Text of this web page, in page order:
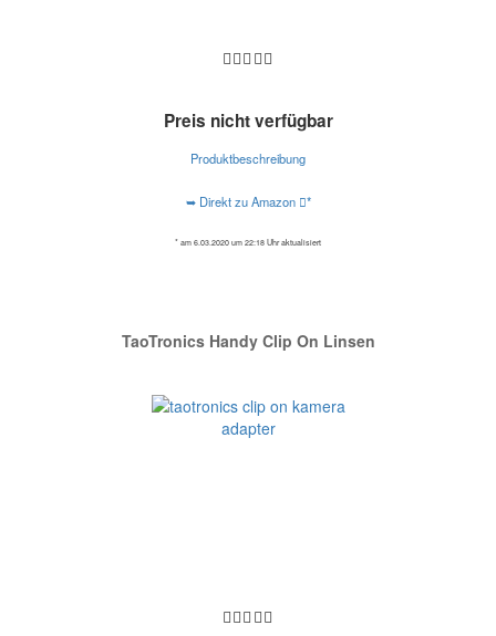
Preis nicht verfügbar
Produktbeschreibung
➥ Direkt zu Amazon *
* am 6.03.2020 um 22:18 Uhr aktualisiert
TaoTronics Handy Clip On Linsen